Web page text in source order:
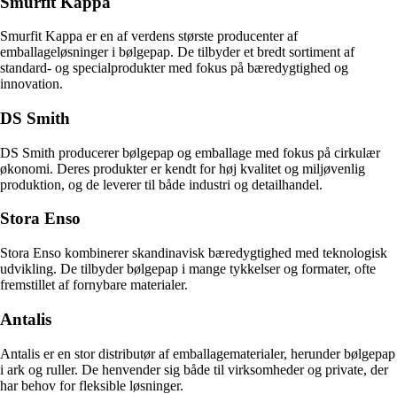
Smurfit Kappa er en af verdens største producenter af
emballageløsninger i bølgepap. De tilbyder et bredt sortiment af
standard- og specialprodukter med fokus på bæredygtighed og
innovation.
DS Smith
DS Smith producerer bølgepap og emballage med fokus på cirkulær
økonomi. Deres produkter er kendt for høj kvalitet og miljøvenlig
produktion, og de leverer til både industri og detailhandel.
Stora Enso
Stora Enso kombinerer skandinavisk bæredygtighed med teknologisk
udvikling. De tilbyder bølgepap i mange tykkelser og formater, ofte
fremstillet af fornybare materialer.
Antalis
Antalis er en stor distributør af emballagematerialer, herunder bølgepap
i ark og ruller. De henvender sig både til virksomheder og private, der
har behov for fleksible løsninger.